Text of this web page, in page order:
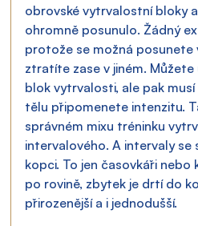
obrovské vytrvalostní bloky
ohromně posunulo. Žádný
protože se možná posunete
ztratíte zase v jiném.
blok vytrvalosti, ale pak
tělu připomenete intenzitu.
správném mixu tréninku
intervalového. A intervaly se
kopci. To jen časovkáři nebo
po rovině, zbytek je drtí do
přirozenější a i jednodušší.